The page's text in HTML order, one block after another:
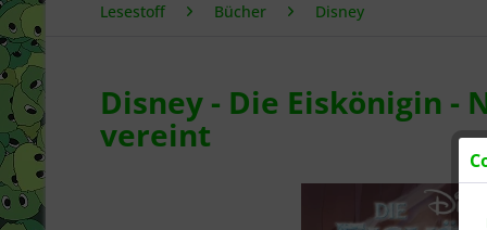
Lesestoff Bücher Disney
Disney - Die Eiskönigin -
vereint